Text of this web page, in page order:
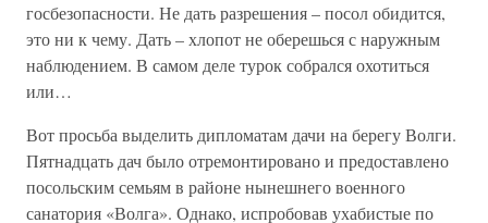
госбезопасности. Не дать разрешения – посол обидится,
это ни к чему. Дать – хлопот не оберешься с наружным
наблюдением. В самом деле турок собрался охотиться
или…
Вот просьба выделить дипломатам дачи на берегу Волги.
Пятнадцать дач было отремонтировано и предоставлено
посольским семьям в районе нынешнего военного
санатория «Волга». Однако, испробовав ухабистые по